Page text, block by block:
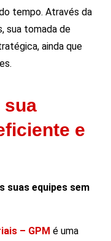
tempo. Através da
sua tomada de
ainda que
sua
e
suas equipes sem
– GPM é uma